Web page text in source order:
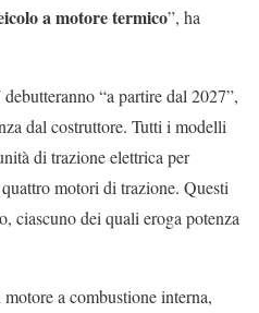
a motore termico”, ha
“a partire dal 2027”,
dal costruttore. Tutti i modelli
di trazione elettrica per
motori di trazione. Questi
ciascuno dei quali eroga potenza
a combustione interna,